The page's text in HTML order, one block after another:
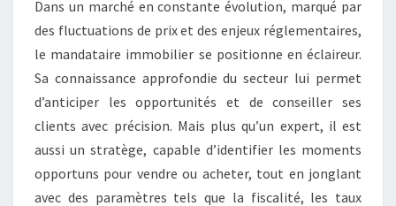
Dans un marché en constante évolution, marqué par
des fluctuations de prix et des enjeux réglementaires,
le mandataire immobilier se positionne en éclaireur.
Sa connaissance approfondie du secteur lui permet
d’anticiper les opportunités et de conseiller ses
clients avec précision. Mais plus qu’un expert, il est
aussi un stratège, capable d’identifier les moments
opportuns pour vendre ou acheter, tout en jonglant
avec des paramètres tels que la fiscalité, les taux